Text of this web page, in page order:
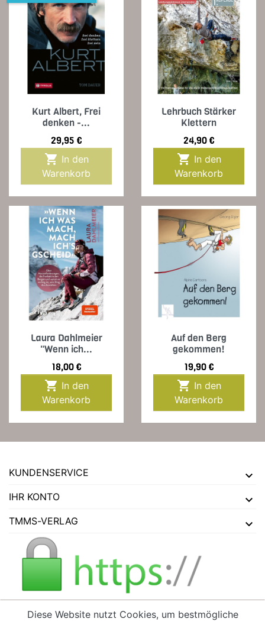
Kurt Albert, Frei
denken -...
Preis
29,95 €

Warenkorb
Lehrbuch Stärker
Klettern
Preis
24,90 €

Warenkorb
Laura Dahlmeier
"Wenn ich...
Preis
18,00 €

Warenkorb
Auf den Berg
gekommen!
Preis
19,90 €

Warenkorb
KUNDENSERVICE
IHR KONTO
TMMS-VERLAG
Diese Website nutzt Cookies, um bestmögliche